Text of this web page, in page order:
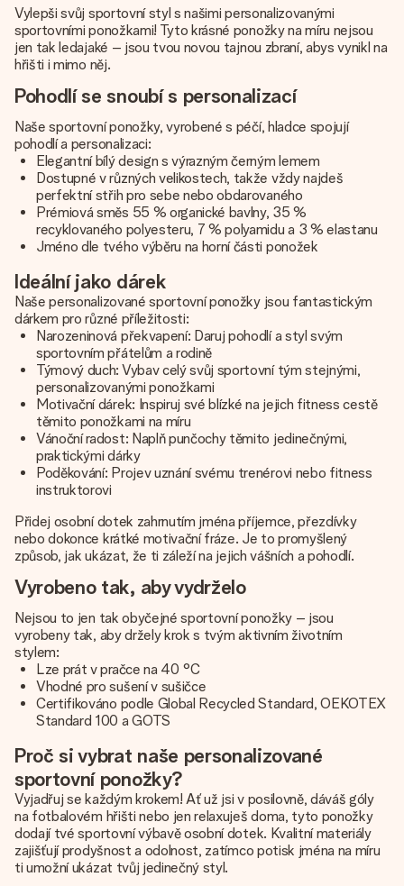
Vylepši svůj sportovní styl s našimi personalizovanými
sportovními ponožkami! Tyto krásné ponožky na míru nejsou
jen tak ledajaké – jsou tvou novou tajnou zbraní, abys vynikl na
hřišti i mimo něj.
Pohodlí se snoubí s personalizací
Naše sportovní ponožky, vyrobené s péčí, hladce spojují
pohodlí a personalizaci:
Elegantní bílý design s výrazným černým lemem
Dostupné v různých velikostech, takže vždy najdeš
perfektní střih pro sebe nebo obdarovaného
Prémiová směs 55 % organické bavlny, 35 %
recyklovaného polyesteru, 7 % polyamidu a 3 % elastanu
Jméno dle tvého výběru na horní části ponožek
Ideální jako dárek
Naše personalizované sportovní ponožky jsou fantastickým
dárkem pro různé příležitosti:
Narozeninová překvapení: Daruj pohodlí a styl svým
sportovním přátelům a rodině
Týmový duch: Vybav celý svůj sportovní tým stejnými,
personalizovanými ponožkami
Motivační dárek: Inspiruj své blízké na jejich fitness cestě
těmito ponožkami na míru
Vánoční radost: Naplň punčochy těmito jedinečnými,
praktickými dárky
Poděkování: Projev uznání svému trenérovi nebo fitness
instruktorovi
Přidej osobní dotek zahrnutím jména příjemce, přezdívky
nebo dokonce krátké motivační fráze. Je to promyšlený
způsob, jak ukázat, že ti záleží na jejich vášních a pohodlí.
Vyrobeno tak, aby vydrželo
Nejsou to jen tak obyčejné sportovní ponožky – jsou
vyrobeny tak, aby držely krok s tvým aktivním životním
stylem:
Lze prát v pračce na 40 °C
Vhodné pro sušení v sušičce
Certifikováno podle Global Recycled Standard, OEKOTEX
Standard 100 a GOTS
Proč si vybrat naše personalizované
sportovní ponožky?
Vyjadřuj se každým krokem! Ať už jsi v posilovně, dáváš góly
na fotbalovém hřišti nebo jen relaxuješ doma, tyto ponožky
dodají tvé sportovní výbavě osobní dotek. Kvalitní materiály
zajišťují prodyšnost a odolnost, zatímco potisk jména na míru
ti umožní ukázat tvůj jedinečný styl.